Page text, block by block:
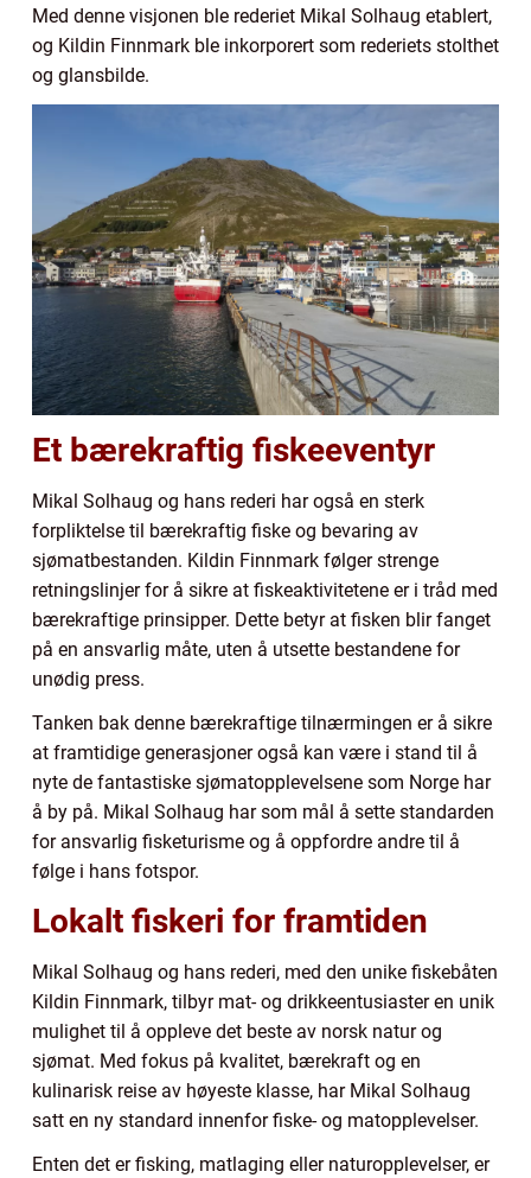
Med denne visjonen ble rederiet Mikal Solhaug etablert,
og Kildin Finnmark ble inkorporert som rederiets stolthet
og glansbilde.
Et bærekraftig fiskeeventyr
Mikal Solhaug og hans rederi har også en sterk
forpliktelse til bærekraftig fiske og bevaring av
sjømatbestanden. Kildin Finnmark følger strenge
retningslinjer for å sikre at fiskeaktivitetene er i tråd med
bærekraftige prinsipper. Dette betyr at fisken blir fanget
på en ansvarlig måte, uten å utsette bestandene for
unødig press.
Tanken bak denne bærekraftige tilnærmingen er å sikre
at framtidige generasjoner også kan være i stand til å
nyte de fantastiske sjømatopplevelsene som Norge har
å by på. Mikal Solhaug har som mål å sette standarden
for ansvarlig fisketurisme og å oppfordre andre til å
følge i hans fotspor.
Lokalt fiskeri for framtiden
Mikal Solhaug og hans rederi, med den unike fiskebåten
Kildin Finnmark, tilbyr mat- og drikkeentusiaster en unik
mulighet til å oppleve det beste av norsk natur og
sjømat. Med fokus på kvalitet, bærekraft og en
kulinarisk reise av høyeste klasse, har Mikal Solhaug
satt en ny standard innenfor fiske- og matopplevelser.
Enten det er fisking, matlaging eller naturopplevelser, er